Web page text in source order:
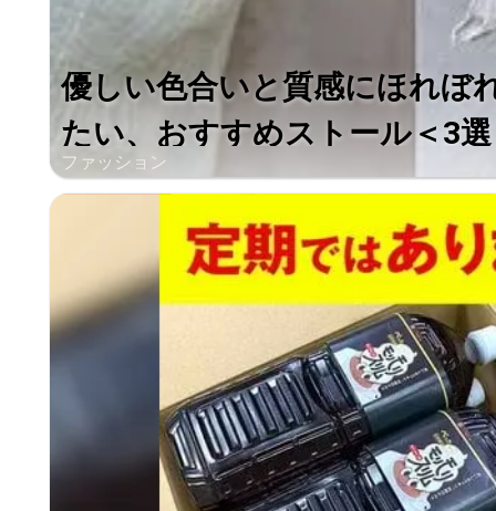
優しい色合いと質感にほれぼ
たい、おすすめストール＜3
ファッション